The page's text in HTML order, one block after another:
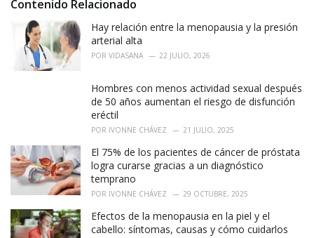
Contenido Relacionado
Hay relación entre la menopausia y la presión
arterial alta
POR VIDASANA 22 JULIO, 2026
Hombres con menos actividad sexual después
de 50 años aumentan el riesgo de disfunción
eréctil
POR IVONNE CHÁVEZ 21 JULIO, 2025
El 75% de los pacientes de cáncer de próstata
logra curarse gracias a un diagnóstico
temprano
POR IVONNE CHÁVEZ 29 OCTUBRE, 2025
Efectos de la menopausia en la piel y el
cabello: síntomas, causas y cómo cuidarlos